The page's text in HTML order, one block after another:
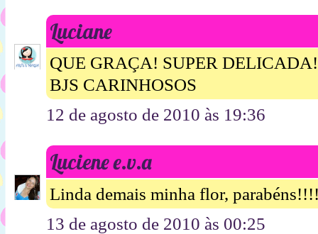
Luciane
QUE GRAÇA! SUPER
BJS CARINHOSOS
12 de agosto de 2010 às 19:36
Luciene e.v.a
Linda demais minha flor,
13 de agosto de 2010 às 00:25